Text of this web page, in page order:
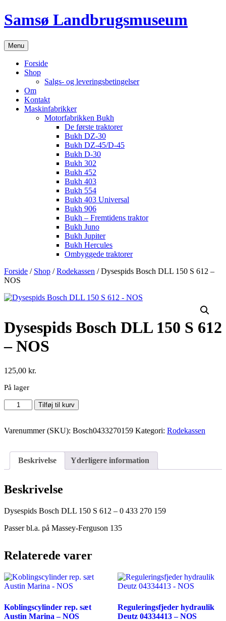
Hop
til
Samsø Landbrugsmuseum
Menu
Forside
Shop
Salgs- og leveringsbetingelser
Om
Kontakt
Maskinfabrikker
Motorfabrikken Bukh
De første traktorer
Bukh DZ-30
Bukh DZ-45/D-45
Bukh D-30
Bukh 302
Bukh 452
Bukh 403
Bukh 554
Bukh 403 Universal
Bukh 906
Bukh – Fremtidens traktor
Bukh Juno
Bukh Jupiter
Bukh Hercules
Ombyggede traktorer
Forside / Shop /Rodekassen / Dysespids Bosch DLL 150 S 612 –
NOS
Dysespids Bosch DLL 150 S 612
– NOS
125,00 kr.
På lager
Dysespids
Bosch
150
NOS
Tilføj til kurv
Varenummer (SKU): Bosch0433270159 Kategori: Rodekassen
Beskrivelse Yderligere information
Beskrivelse
Dysespids Bosch DLL 150 S 612 – 0 433 270 159
Passer bl.a. på Massey-Ferguson 135
Relaterede varer
Koblingscylinder rep. sæt
Austin Marina – NOS
Reguleringsfjeder hydraulik
Deutz 04334413 – NOS